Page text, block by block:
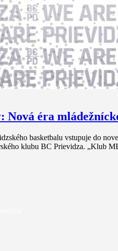
Nová éra
basketbalu vstupuje do
klubu BC Prievidza. „Klub